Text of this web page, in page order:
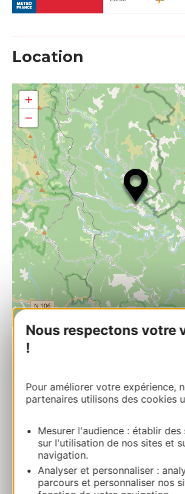
Nous respectons votre
!
Pour améliorer votre expérience,
partenaires utilisons des cookies
Mesurer l'audience : établir
sur l'utilisation de nos sites et
navigation.
Analyser et personnaliser :
parcours et personnaliser nos
Location
+
−
Place de l’Eglise 30450
ADD TO FAVORITES